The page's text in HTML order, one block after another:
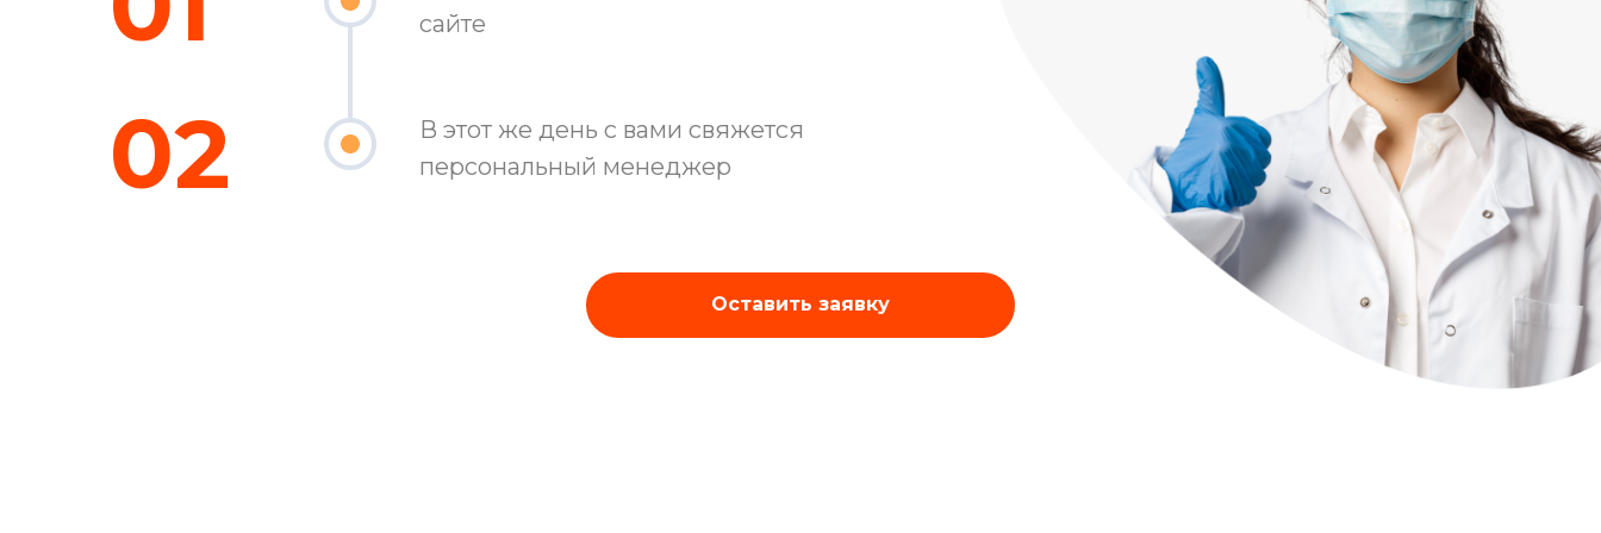
Оставить заявку
От 1650 ₽
Результат через 24 часа
Подробнее
От 850 ₽
Оставить заявку
02
сайте
В этот же день с вами свяжется
персональный менеджер
Оставить заявку